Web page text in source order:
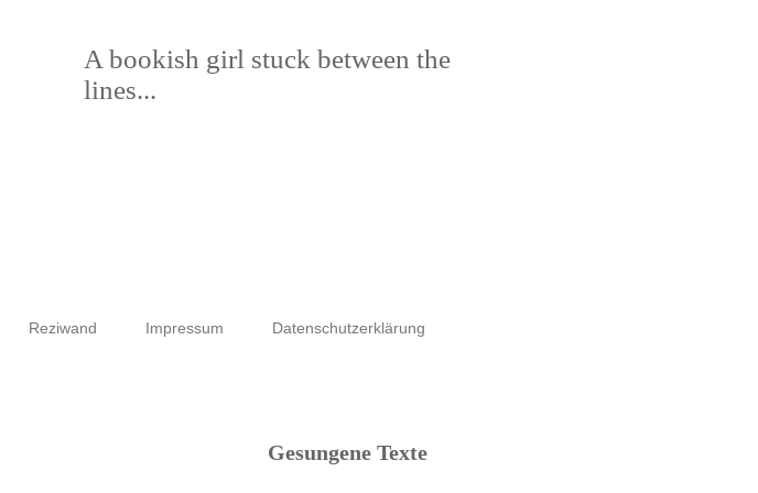
A bookish girl stuck between the
lines...
Reziwand Impressum Datenschutzerklärung
Gesungene Texte